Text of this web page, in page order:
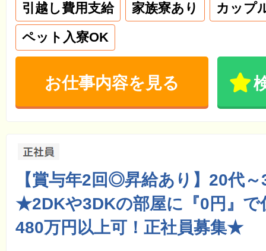
引越し費用支給
家族寮あり
カップ
ペット入寮OK
お仕事内容を見る
【賞与年2回◎昇給あり】20代
★2DKや3DKの部屋に『0円』
480万円以上可！正社員募集★